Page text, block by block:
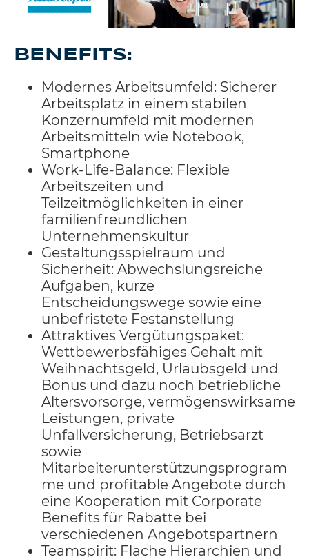
BENEFITS:
Modernes Arbeitsumfeld: Sicherer
Arbeitsplatz in einem stabilen
Konzernumfeld mit modernen
Arbeitsmitteln wie Notebook,
Smartphone
Work-Life-Balance: Flexible
Arbeitszeiten und
Teilzeitmöglichkeiten in einer
familienfreundlichen
Unternehmenskultur
Gestaltungsspielraum und
Sicherheit: Abwechslungsreiche
Aufgaben, kurze
Entscheidungswege sowie eine
unbefristete Festanstellung
Attraktives Vergütungspaket:
Wettbewerbsfähiges Gehalt mit
Weihnachtsgeld, Urlaubsgeld und
Bonus und dazu noch betriebliche
Altersvorsorge, vermögenswirksame
Leistungen, private
Unfallversicherung, Betriebsarzt
sowie
Mitarbeiterunterstützungsprogram
me und profitable Angebote durch
eine Kooperation mit Corporate
Benefits für Rabatte bei
verschiedenen Angebotspartnern
Teamspirit: Flache Hierarchien und